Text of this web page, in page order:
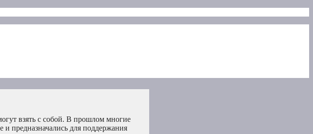
взять с собой. В прошлом многие
предназначались для поддержания